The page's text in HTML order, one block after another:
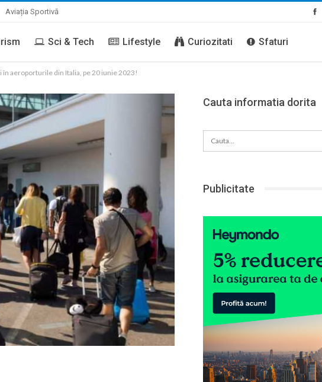
Aviația Sportivă
Sci & Tech Lifestyle Curiozitati Sfaturi
în aeroporturile din Italia, pe 20 iunie 2023!
Cauta informatia dorita
Publicitate